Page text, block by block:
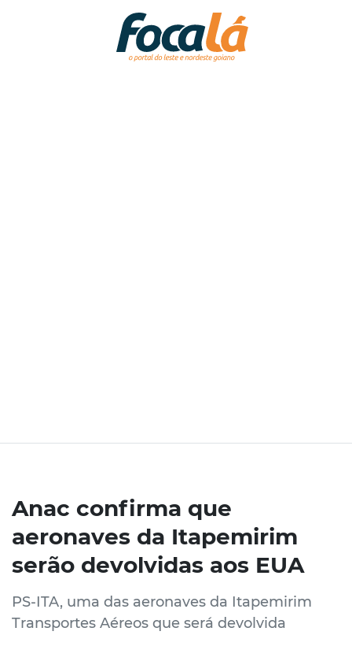
Anac confirma que
aeronaves da Itapemirim
serão devolvidas aos EUA
PS-ITA, uma das aeronaves da Itapemirim
Transportes Aéreos que será devolvida